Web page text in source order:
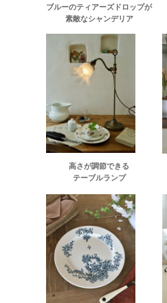
ブルーのティアーズドロップが
素敵なシャンデリア
高さが調節できる
テーブルランプ